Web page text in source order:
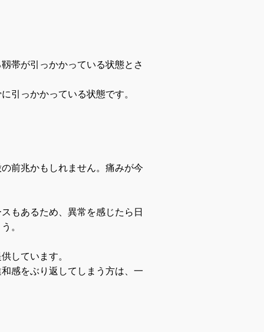
帯が引っかかっている状態とさ
引っかかっている状態です。
前兆かもしれません。痛みが今
もあるため、異常を感じたら日
。
しています。
感をぶり返してしまう方は、一